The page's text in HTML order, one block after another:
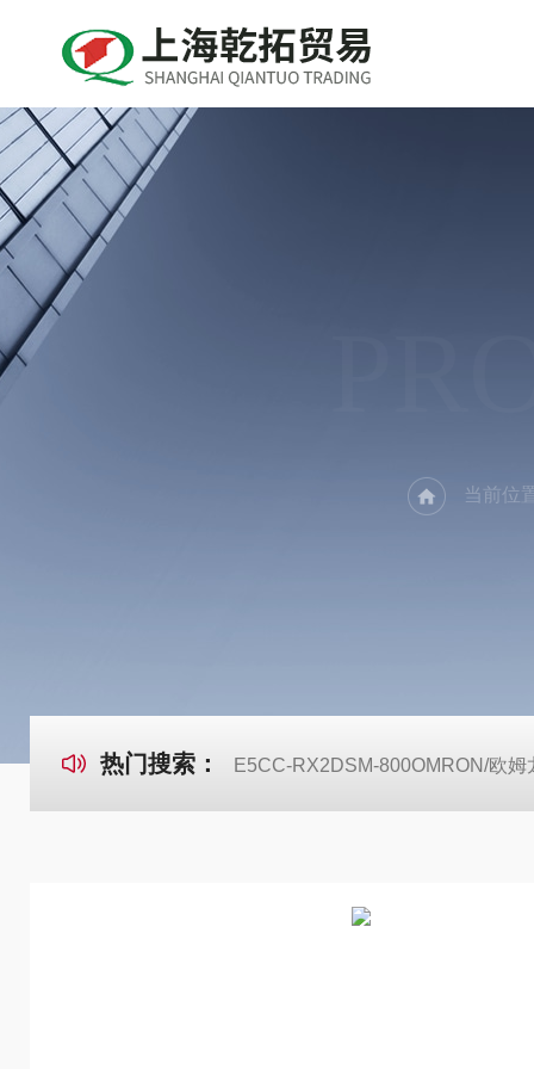
当前位
热门搜索： E5CC-RX2DSM-800OMRON/欧